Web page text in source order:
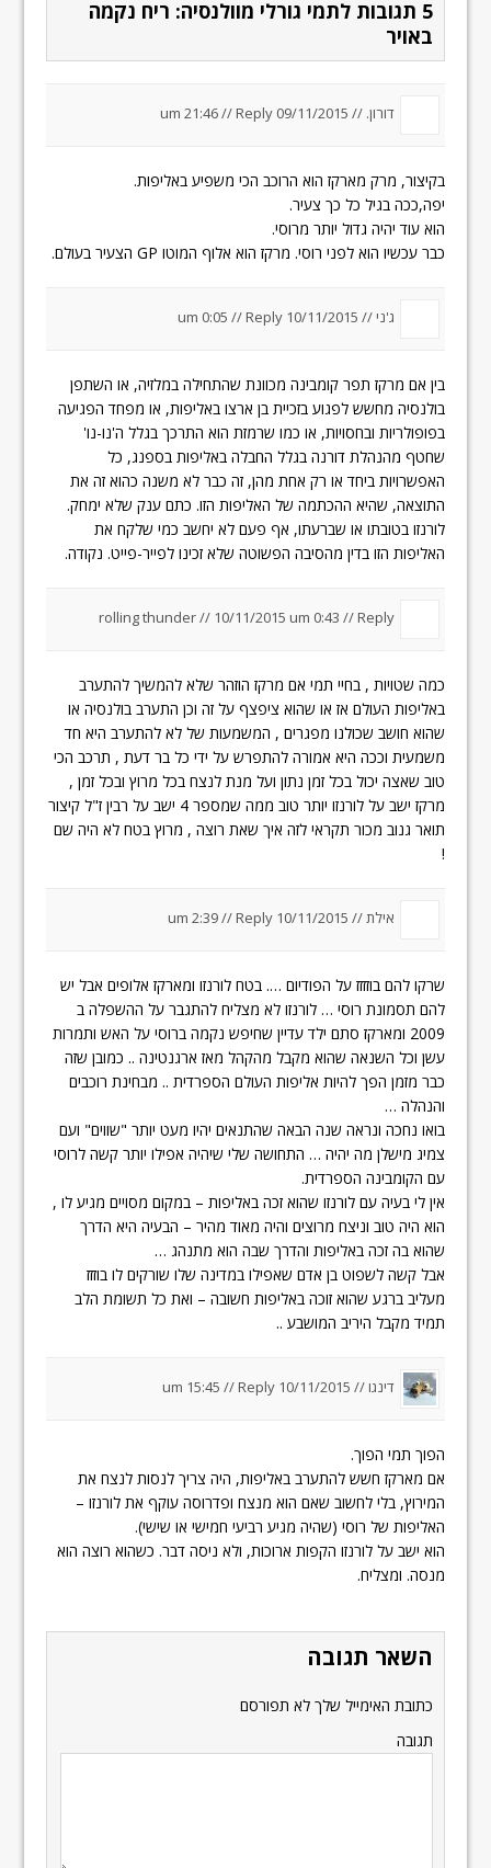
5 תגובות לתמי גורלי מוולנסיה: ריח נקמה
באויר
דורון. //
09/11/2015 um 21:46
//Reply
בקיצור, מרק מארקז הוא הרוכב הכי משפיע באליפות.
יפה,ככה בגיל כל כך צעיר.
הוא עוד יהיה גדול יותר מרוסי.
כבר עכשיו הוא לפני רוסי. מרקז הוא אלוף המוטו GP הצעיר בעולם.
ג'ני // 10/11/2015 um 0:05
//Reply
בין אם מרקז תפר קומבינה מכוונת שהתחילה במלזיה, או השתפן
בולנסיה מחשש לפגוע בזכיית בן ארצו באליפות, או מפחד הפגיעה
בפופולריות ובחסויות, או כמו שרמזת הוא התרכך בגלל ה'נו-נו'
שחטף מהנהלת דורנה בגלל החבלה באליפות בספנג, כל
האפשרויות ביחד או רק אחת מהן, זה כבר לא משנה כהוא זה את
התוצאה, שהיא ההכתמה של האליפות הזו. כתם ענק שלא ימחק.
לורנזו בטובתו או שברעתו, אף פעם לא יחשב כמי שלקח את
האליפות הזו בדין מהסיבה הפשוטה שלא זכינו לפייר-פייט. נקודה.
rolling thunder // 10/11/2015 um 0:43 //Reply
כמה שטויות , בחיי תמי אם מרקז הוזהר שלא להמשיך להתערב
באליפות העולם אז או שהוא ציפצף על זה וכן התערב בולנסיה או
שהוא חושב שכולנו מפגרים , המשמעות של לא להתערב היא חד
משמעית וככה היא אמורה להתפרש על ידי כל בר דעת , תרכב הכי
טוב שאצה יכול בכל זמן נתון ועל מנת לנצח בכל מרוץ ובכל זמן ,
מרקז ישב על לורנזו יותר טוב ממה שמספר 4 ישב על רבין ז"ל קיצור
תואר גנוב מכור תקראי לזה איך שאת רוצה , מרוץ בטח לא היה שם
!
אילת // 10/11/2015 um 2:39
//Reply
שרקו להם בוזזזז על הפודיום …. בטח לורנזו ומארקז אלופים אבל יש
להם תסמונת רוסי … לורנזו לא מצליח להתגבר על ההשפלה ב
2009 ומארקז סתם ילד עדיין שחיפש נקמה ברוסי על האש ותמרות
עשן וכל השנאה שהוא מקבל מהקהל מאז ארגנטינה .. כמובן שזה
כבר מזמן הפך להיות אליפות העולם הספרדית .. מבחינת רוכבים
והנהלה …
בואו נחכה ונראה שנה הבאה שהתנאים יהיו מעט יותר "שווים" ועם
צמיג מישלן מה יהיה … התחושה שלי שיהיה אפילו יותר קשה לרוסי
עם הקומבינה הספרדית.
אין לי בעיה עם לורנזו שהוא זכה באליפות – במקום מסויים מגיע לו ,
הוא היה טוב וניצח מרוצים והיה מאוד מהיר – הבעיה היא הדרך
שהוא בה זכה באליפות והדרך שבה הוא מתנהג …
אבל קשה לשפוט בן אדם שאפילו במדינה שלו שורקים לו בוזזז
מעליב ברגע שהוא זוכה באליפות חשובה – ואת כל תשומת הלב
תמיד מקבל היריב המושבע ..
דינגו //
10/11/2015 um 15:45
//Reply
הפוך תמי הפוך.
אם מארקז חשש להתערב באליפות, היה צריך לנסות לנצח את
המירוץ, בלי לחשוב שאם הוא מנצח ופדרוסה עוקף את לורנזו –
האליפות של רוסי (שהיה מגיע רביעי חמישי או שישי).
הוא ישב על לורנזו הקפות ארוכות, ולא ניסה דבר. כשהוא רוצה הוא
מנסה. ומצליח.
השאר תגובה
כתובת האימייל שלך לא תפורסם
תגובה